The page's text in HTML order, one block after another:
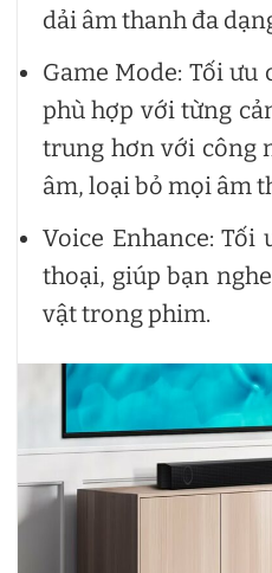
dải âm thanh đa
Game Mode: Tối
phù hợp với từng
trung hơn với công
âm, loại bỏ mọi âm
Voice Enhance:
thoại, giúp bạn
vật trong phim.